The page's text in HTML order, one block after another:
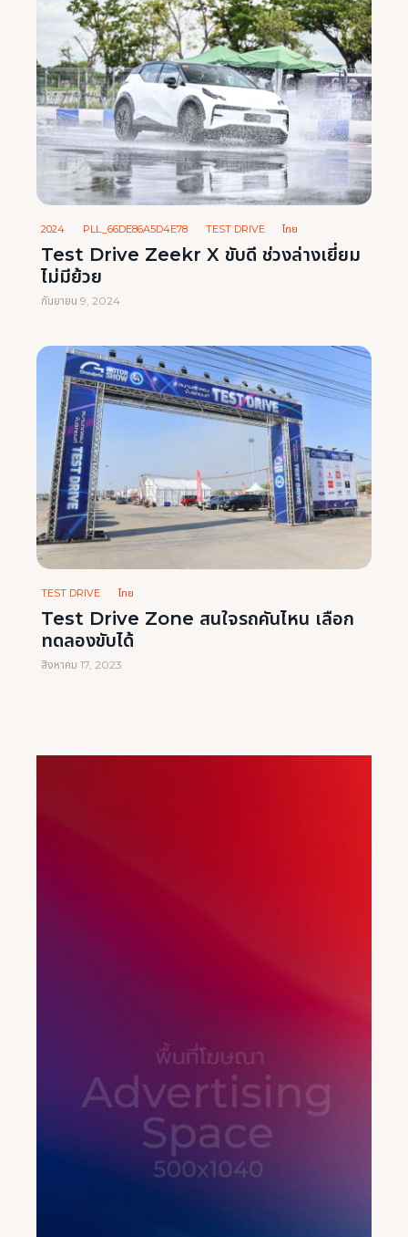
NEWS
2024 PLL_66DE86A5D4E78 TEST DRIVE ไทย
Test Drive Zeekr X ขับดี ช่วงล่างเยี่ยม
ไม่มีย้วย
กันยายน 9, 2024
TEST DRIVE ไทย
Test Drive Zone สนใจรถคันไหน เลือก
ทดลองขับได้
สิงหาคม 17, 2023